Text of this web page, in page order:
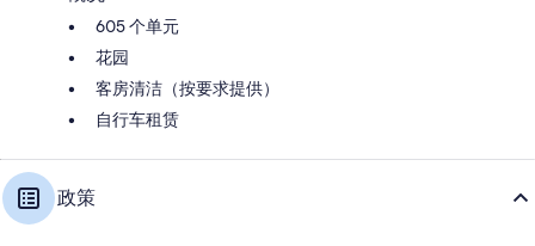
605 个单元
花园
客房清洁（按要求提供）
自行车租赁
政策